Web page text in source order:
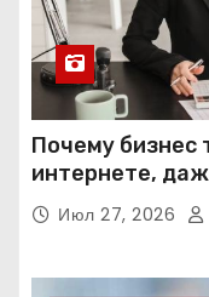
Почему бизнес
интернете,
Июл 27, 2026